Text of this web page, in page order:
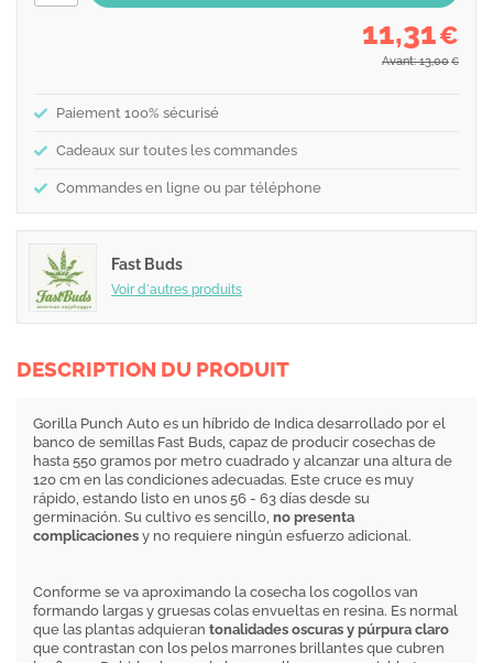
11,31€
Avant: 13,00 €
Paiement 100% sécurisé
Cadeaux sur toutes les commandes
Commandes en ligne ou par téléphone
Fast Buds
Voir d´autres produits
DESCRIPTION DU PRODUIT
Gorilla Punch Auto es un híbrido de Indica desarrollado por el
banco de semillas Fast Buds, capaz de producir cosechas de
hasta 550 gramos por metro cuadrado y alcanzar una altura de
120 cm en las condiciones adecuadas. Este cruce es muy
rápido, estando listo en unos 56 - 63 días desde su
germinación. Su cultivo es sencillo, no presenta
complicaciones y no requiere ningún esfuerzo adicional.
Conforme se va aproximando la cosecha los cogollos van
formando largas y gruesas colas envueltas en resina. Es normal
que las plantas adquieran tonalidades oscuras y púrpura claro
que contrastan con los pelos marrones brillantes que cubren